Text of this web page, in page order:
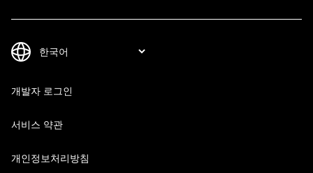
개발자 로그인
서비스 약관
개인정보처리방침